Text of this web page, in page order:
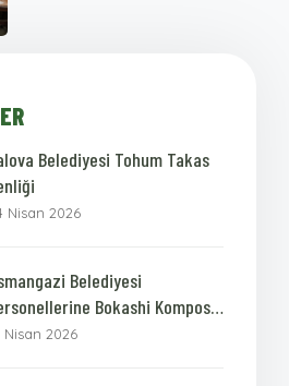
Belediyesi Tohum Takas
Nisan 2026
Belediyesi
Bokashi Kompost
Nisan 2026